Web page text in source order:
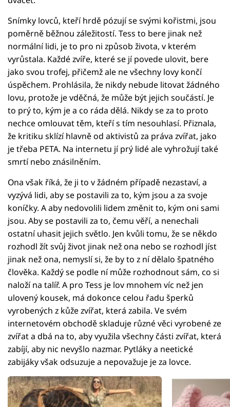
Snímky lovců, kteří hrdě pózují se svými kořistmi, jsou
poměrně běžnou záležitostí. Tess to bere jinak než
normální lidi, je to pro ni způsob života, v kterém
vyrůstala. Každé zvíře, které se jí povede ulovit, bere
jako svou trofej, přičemž ale ne všechny lovy končí
úspěchem. Prohlásila, že nikdy nebude litovat žádného
lovu, protože je vděčná, že může být jejich součástí. Je
to prý to, kým je a co ráda dělá. Nikdy se za to proto
nechce omlouvat těm, kteří s tím nesouhlasí. Přiznala,
že kritiku sklízí hlavně od aktivistů za práva zvířat, jako
je třeba PETA. Na internetu jí prý lidé ale vyhrožují také
smrtí nebo znásilněním.
Ona však říká, že ji to v žádném případě nezastaví, a
vyzývá lidi, aby se postavili za to, kým jsou a za svoje
koníčky. A aby nedovolili lidem změnit to, kým oni sami
jsou. Aby se postavili za to, čemu věří, a nenechali
ostatní uhasit jejich světlo. Jen kvůli tomu, že se někdo
rozhodl žít svůj život jinak než ona nebo se rozhodl jíst
jinak než ona, nemyslí si, že by to z ní dělalo špatného
člověka. Každý se podle ní může rozhodnout sám, co si
naloží na talíř. A pro Tess je lov mnohem víc než jen
ulovený kousek, má dokonce celou řadu šperků
vyrobených z kůže zvířat, která zabila. Ve svém
internetovém obchodě skladuje různé věci vyrobené ze
zvířat a dbá na to, aby využila všechny části zvířat, která
zabíjí, aby nic nevyšlo nazmar. Pytláky a neetické
zabijáky však odsuzuje a nepovažuje je za lovce.